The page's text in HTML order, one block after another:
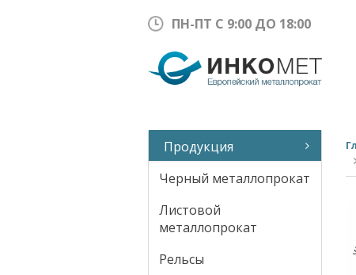
ПН-ПТ С 9:00 ДО 18:00
Продукция
Черный металлопрокат
Листовой
металлопрокат
Рельсы